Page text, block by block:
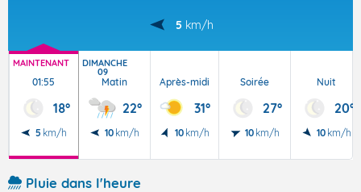
5 km/h
MAINTENANT
01:55
18°
5 km/h
DIMANCHE
09
Matin
22°
10 km/h
Après-midi
31°
10 km/h
Soirée
27°
10 km/h
Nuit
20°
10 km/h
Pluie dans l'heure